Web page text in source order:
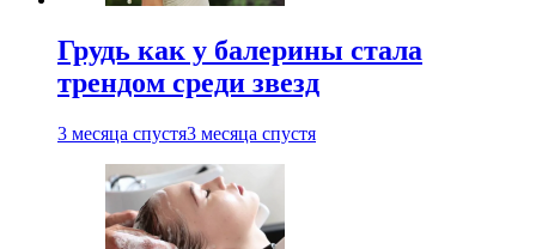
Грудь как у балерины стала
трендом среди звезд
3 месяца спустя3 месяца спустя